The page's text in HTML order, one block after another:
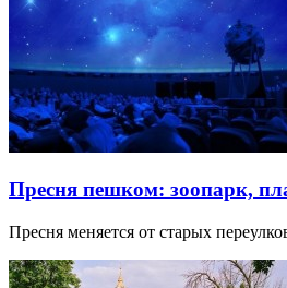
Пресня пешком: зоопарк,
Пресня меняется от старых